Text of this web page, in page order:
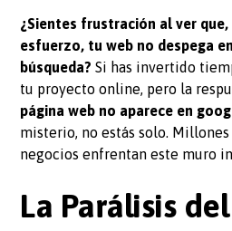
¿Sientes frustración al ver que,
esfuerzo, tu web no despega
búsqueda? Si has invertido
tu proyecto online, pero la
página web no aparece en
misterio, no estás solo.
negocios enfrentan este muro
La Parálisis del